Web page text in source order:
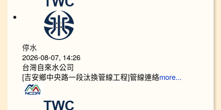
停水
2026-08-07, 14:26
台灣自來水公司
[吉安鄉中央路一段汰換管線工程]管線連絡more...